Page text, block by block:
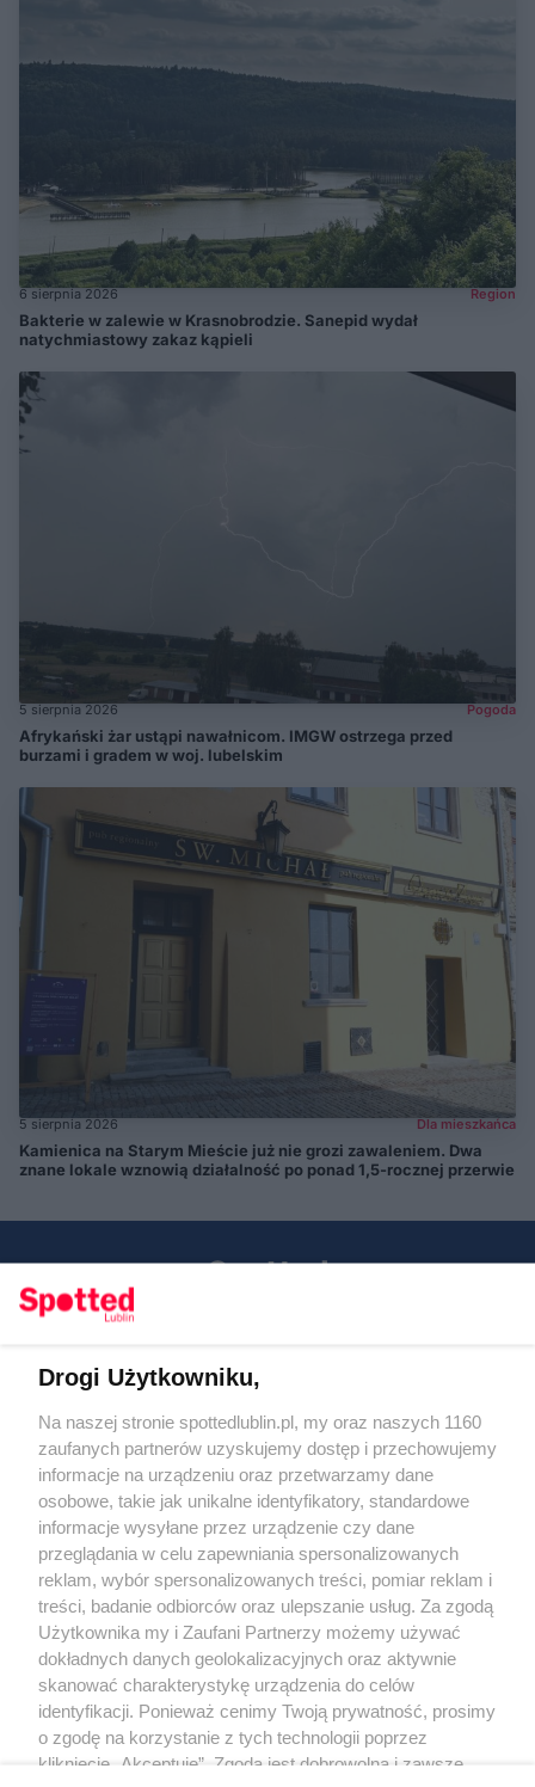
6 sierpnia 2026 Region
Bakterie w zalewie w Krasnobrodzie. Sanepid wydał
natychmiastowy zakaz kąpieli
5 sierpnia 2026 Pogoda
Afrykański żar ustąpi nawałnicom. IMGW ostrzega przed
burzami i gradem w woj. lubelskim
5 sierpnia 2026 Dla mieszkańca
Kamienica na Starym Mieście już nie grozi zawaleniem. Dwa
znane lokale wznowią działalność po ponad 1,5-rocznej przerwie
KATEGORIE
OGŁOSZENIA
WYDARZENIA
NA SKRÓTY
Regulamin
Polityka prywatności
RODO
Warunki korzystania z treści
Drogi Użytkowniku,
Na naszej stronie spottedlublin.pl, my oraz naszych 1160
zaufanych partnerów uzyskujemy dostęp i przechowujemy
informacje na urządzeniu oraz przetwarzamy dane
osobowe, takie jak unikalne identyfikatory, standardowe
informacje wysyłane przez urządzenie czy dane
przeglądania w celu zapewniania spersonalizowanych
reklam, wybór spersonalizowanych treści, pomiar reklam i
treści, badanie odbiorców oraz ulepszanie usług. Za zgodą
Użytkownika my i Zaufani Partnerzy możemy używać
dokładnych danych geolokalizacyjnych oraz aktywnie
skanować charakterystykę urządzenia do celów
identyfikacji. Ponieważ cenimy Twoją prywatność, prosimy
o zgodę na korzystanie z tych technologii poprzez
kliknięcie „Akceptuję”. Zgoda jest dobrowolna i zawsze